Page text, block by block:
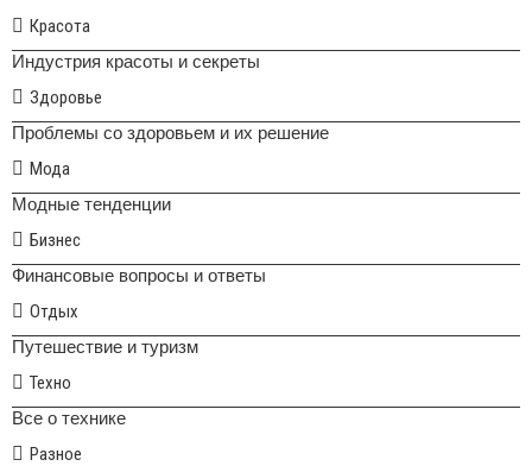
Красота
Индустрия красоты и секреты
Здоровье
Проблемы со здоровьем и их решение
Мода
Модные тенденции
Бизнес
Финансовые вопросы и ответы
Отдых
Путешествие и туризм
Техно
Все о технике
Разное